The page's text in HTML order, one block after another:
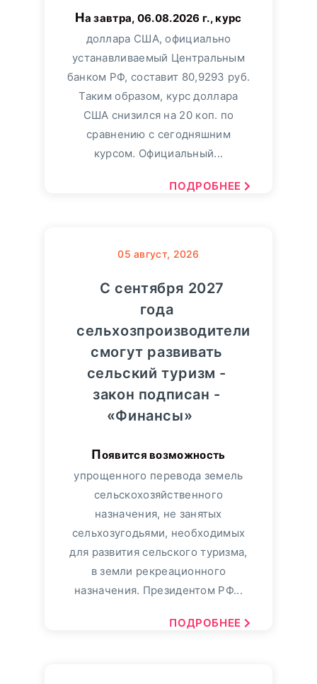
На завтра, 06.08.2026 г., курс
доллара США, официально
устанавливаемый Центральным
банком РФ, составит 80,9293 руб.
Таким образом, курс доллара
США снизился на 20 коп. по
сравнению с сегодняшним
курсом. Официальный...
ПОДРОБНЕЕ
05 август, 2026
С сентября 2027
года
сельхозпроизводители
смогут развивать
сельский туризм -
закон подписан -
«Финансы»
Появится возможность
упрощенного перевода земель
сельскохозяйственного
назначения, не занятых
сельхозугодьями, необходимых
для развития сельского туризма,
в земли рекреационного
назначения. Президентом РФ...
ПОДРОБНЕЕ